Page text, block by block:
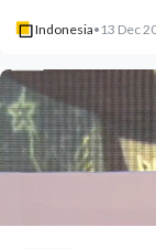
Indonesia• 13 Dec